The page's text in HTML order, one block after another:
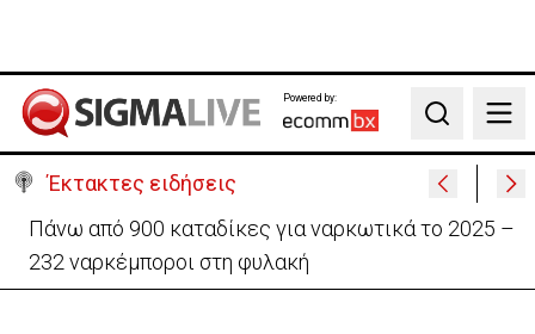
Powered by:
Search
Έκτακτες ειδήσεις
Θέλει να ξαναζωντανέψει την «Corner» o
Προύντζος - «Πληγώνει τις αναμνήσεις»